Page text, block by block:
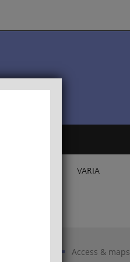
VARIA
Access & maps